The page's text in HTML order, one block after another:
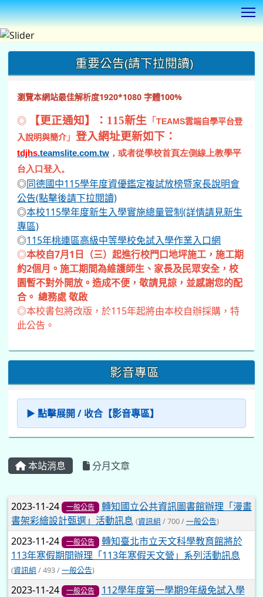
重要公告(請下拉閱讀)
瀏覽本網站最佳解析度1920*1080 字體100%
◎ 【更正通知】：115新生 「 TEAMS雲端自學平台登
入說明與簡介」 登入網址更新如下：
tdjhs.teamslite.com.tw ，或者從學校首頁左側線上教學平
台入口登入。
◎同德國中115學年度資優鑑定複試放榜暨家長說明會
公告(點擊後請下拉閱讀)
◎本校115學年度新生入學實施總量管制(詳情請見新生
專區)
◎115年桃連區高級中等學校免試入學作業入口網
◎本校自7月1日（三）起進行校門口地坪施工，施工期
約2個月。施工期間為維護師生、家長及民眾安全，校
園暫不對外開放。造成不便，敬請見諒，並感謝您的配
合。 總務處 敬啟
◎本校書包將改版，於115年起將由本校自辦採購，特
此公告。
影音專區
▶ 點擊展開 / 收合【影音專區】
本站消息 分月文章
文章列表
2023-11-24 一般公告
轉知國立公共資訊圖書館辦理「漫畫
書架彩繪設計甄選」活動訊息 (資訊組 / 700 /一般公告)
2023-11-24 一般公告
轉知臺北市立天文科學教育館將於
113年寒假期間辦理「113年寒假天文營」系列活動訊息
(資訊組 / 493 /一般公告)
2023-11-24 一般公告
112學年度第一學期9年級免試入學